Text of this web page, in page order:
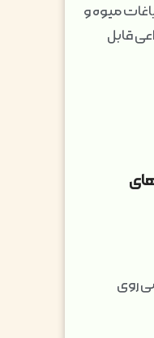
میوه و
قابل
روی